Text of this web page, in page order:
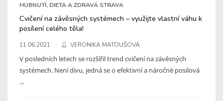
HUBNUTÍ, DIETA A ZDRAVÁ STRAVA
Cvičení na závěsných systémech – využijte vlastní váhu k
posílení celého těla!
11.06.2021 VERONIKA MATOUŠOVÁ
V posledních letech se rozšířil trend cvičení na závěsných
systémech. Není divu, jedná se o efektivní a náročné posilová
...